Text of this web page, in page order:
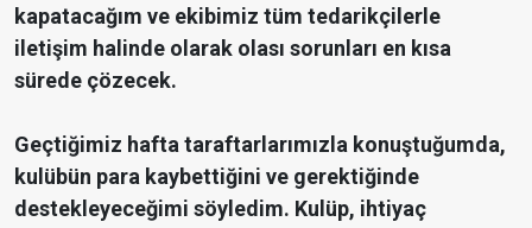
kapatacağım ve ekibimiz tüm tedarikçilerle
iletişim halinde olarak olası sorunları en kısa
sürede çözecek.
Geçtiğimiz hafta taraftarlarımızla konuştuğumda,
kulübün para kaybettiğini ve gerektiğinde
destekleyeceğimi söyledim. Kulüp, ihtiyaç